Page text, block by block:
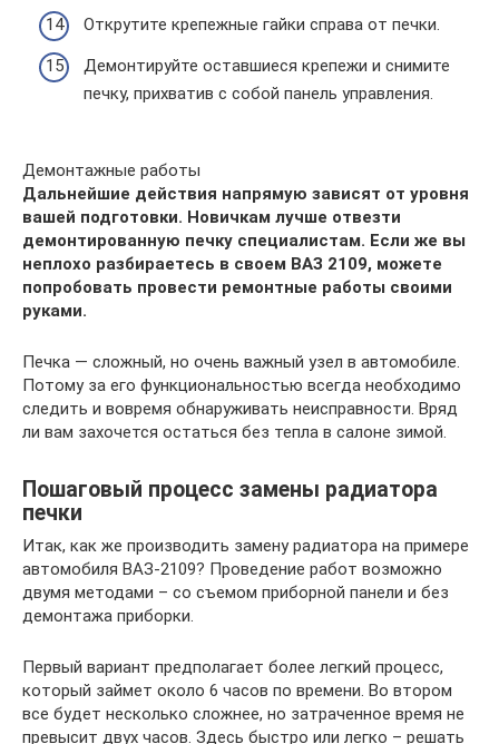
Открутите крепежные гайки справа от печки.
Демонтируйте оставшиеся крепежи и снимите
печку, прихватив с собой панель управления.
Демонтажные работы
Дальнейшие действия напрямую зависят от уровня
вашей подготовки. Новичкам лучше отвезти
демонтированную печку специалистам. Если же вы
неплохо разбираетесь в своем ВАЗ 2109, можете
попробовать провести ремонтные работы своими
руками.
Печка — сложный, но очень важный узел в автомобиле.
Потому за его функциональностью всегда необходимо
следить и вовремя обнаруживать неисправности. Вряд
ли вам захочется остаться без тепла в салоне зимой.
Пошаговый процесс замены радиатора
печки
Итак, как же производить замену радиатора на примере
автомобиля ВАЗ-2109? Проведение работ возможно
двумя методами – со съемом приборной панели и без
демонтажа приборки.
Первый вариант предполагает более легкий процесс,
который займет около 6 часов по времени. Во втором
все будет несколько сложнее, но затраченное время не
превысит двух часов. Здесь быстро или легко – решать